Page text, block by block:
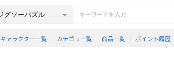
キャラクター一覧 カテゴリ一覧 商品一覧 ポイント履歴